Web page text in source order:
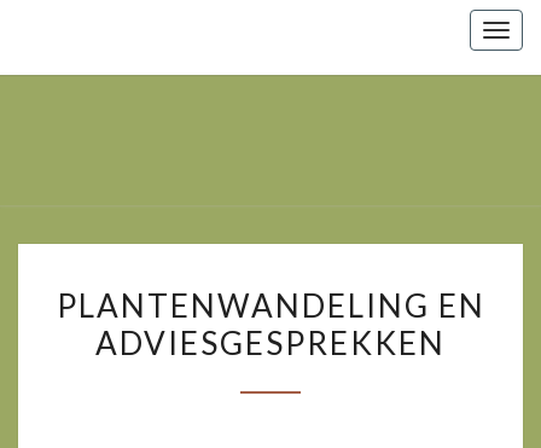
EN
ADVIESGESPREKKEN
PLANTENWANDELING EN
ADVIESGESPREKKEN